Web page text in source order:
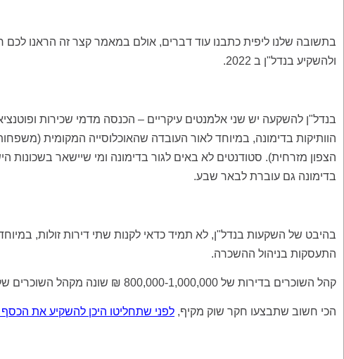
ולהשקיע בנדל"ן ב 2022.
בנדל"ן להשקעה יש שני אלמנטים עיקריים – הכנסה מדמי שכירות
הוותיקות בדימונה, במיוחד לאור העובדה שהאוכלוסייה המקומית
הצפון מזרחית). סטודנטים לא באים לגור בדימונה ומי שיישאר בשכונות
בדימונה גם עוברת לבאר שבע.
בהיבט של השקעות בנדל"ן, לא תמיד כדאי לקנות שתי דירות זולות,
התעסקות בניהול ההשכרה.
קהל השוכרים בדירות של 800,000-1,000,000 ₪ שונה מקהל השוכרים של דירות בפחות מחצי מיליון ₪.
הכי חשוב שתבצעו חקר שוק מקיף, לפני שתחליטו היכן להשקיע את